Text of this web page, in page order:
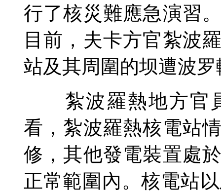
行了核災難應急演習
目前，夫卡方官紮波
站及其周圍的坝遭波
紮波羅熱地方官員
看，紮波羅熱核電站
修，其他發電裝置處
正常範圍內。核電站